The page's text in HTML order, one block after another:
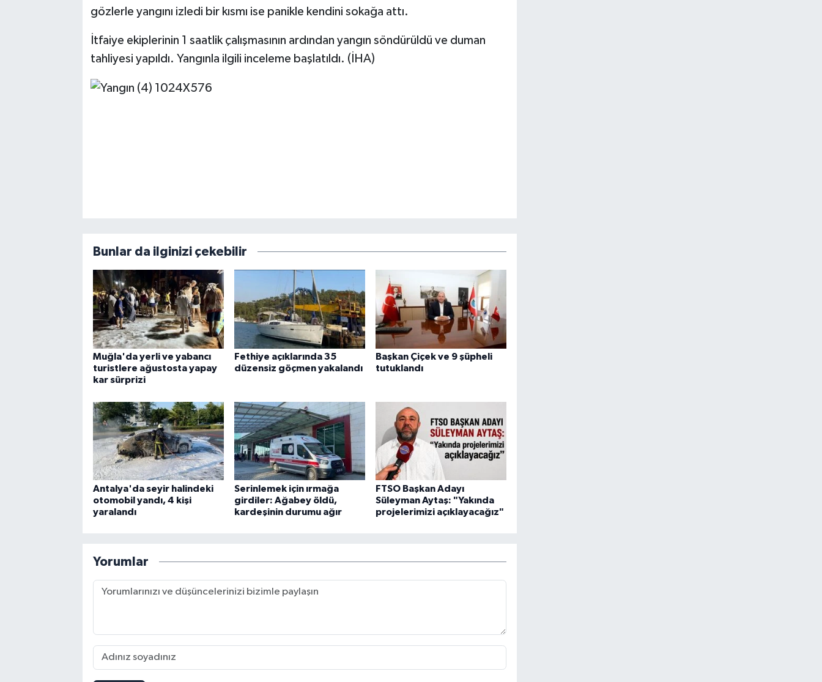
gözlerle yangını izledi bir kısmı ise panikle kendini sokağa attı.
İtfaiye ekiplerinin 1 saatlik çalışmasının ardından yangın söndürüldü ve duman
tahliyesi yapıldı. Yangınla ilgili inceleme başlatıldı. (İHA)
Bunlar da ilginizi çekebilir
Muğla'da yerli ve yabancı
turistlere ağustosta yapay
kar sürprizi
Fethiye açıklarında 35
düzensiz göçmen yakalandı
Başkan Çiçek ve 9 şüpheli
tutuklandı
Antalya'da seyir halindeki
otomobil yandı, 4 kişi
yaralandı
Serinlemek için ırmağa
girdiler: Ağabey öldü,
kardeşinin durumu ağır
FTSO Başkan Adayı
Süleyman Aytaş: "Yakında
projelerimizi açıklayacağız"
Yorumlar